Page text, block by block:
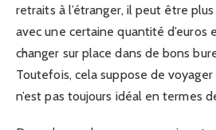
retraits à l’étranger, il peut être
avec une certaine quantité d’euros
changer sur place dans de bons
Toutefois, cela suppose de voyager
n’est pas toujours idéal en termes